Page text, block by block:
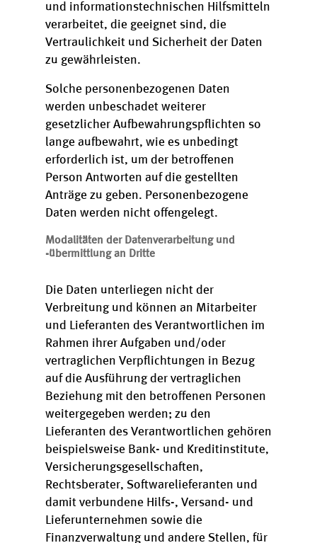
und informationstechnischen Hilfsmitteln
verarbeitet, die geeignet sind, die
Vertraulichkeit und Sicherheit der Daten
zu gewährleisten.
Solche personenbezogenen Daten
werden unbeschadet weiterer
gesetzlicher Aufbewahrungspflichten so
lange aufbewahrt, wie es unbedingt
erforderlich ist, um der betroffenen
Person Antworten auf die gestellten
Anträge zu geben. Personenbezogene
Daten werden nicht offengelegt.
Modalitäten der Datenverarbeitung und
-übermittlung an Dritte
Die Daten unterliegen nicht der
Verbreitung und können an Mitarbeiter
und Lieferanten des Verantwortlichen im
Rahmen ihrer Aufgaben und/oder
vertraglichen Verpflichtungen in Bezug
auf die Ausführung der vertraglichen
Beziehung mit den betroffenen Personen
weitergegeben werden; zu den
Lieferanten des Verantwortlichen gehören
beispielsweise Bank- und Kreditinstitute,
Versicherungsgesellschaften,
Rechtsberater, Softwarelieferanten und
damit verbundene Hilfs-, Versand- und
Lieferunternehmen sowie die
Finanzverwaltung und andere Stellen, für